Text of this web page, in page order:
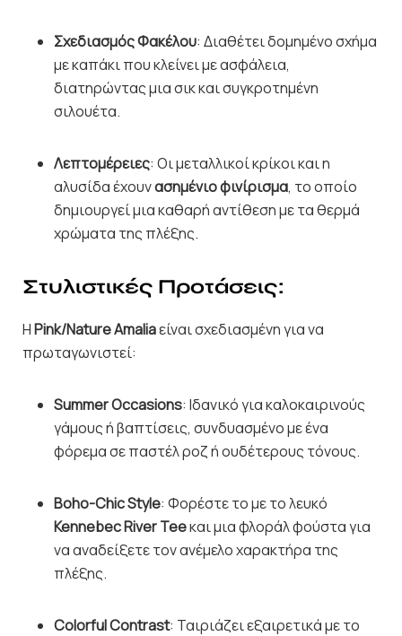
Σχεδιασμός Φακέλου: Διαθέτει δομημένο σχήμα
με καπάκι που κλείνει με ασφάλεια,
διατηρώντας μια σικ και συγκροτημένη
σιλουέτα.
Λεπτομέρειες: Οι μεταλλικοί κρίκοι και η
αλυσίδα έχουνασημένιο φινίρισμα, το οποίο
δημιουργεί μια καθαρή αντίθεση με τα θερμά
χρώματα της πλέξης.
Στυλιστικές Προτάσεις:
ΗPink/Nature Amaliaείναι σχεδιασμένη για να
πρωταγωνιστεί:
Summer Occasions: Ιδανικό για καλοκαιρινούς
γάμους ή βαπτίσεις, συνδυασμένο με ένα
φόρεμα σε παστέλ ροζ ή ουδέτερους τόνους.
Boho-Chic Style: Φορέστε το με το λευκό
Kennebec River Teeκαι μια φλοράλ φούστα για
να αναδείξετε τον ανέμελο χαρακτήρα της
πλέξης.
Colorful Contrast: Ταιριάζει εξαιρετικά με το